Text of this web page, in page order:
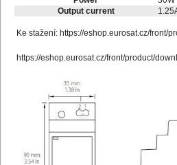
Output current
Ke stažení: https://eshop.eurosat.cz/front/
https://eshop.eurosat.cz/front/product/